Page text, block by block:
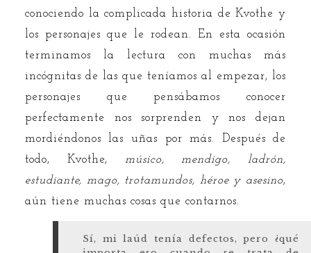
conociendo la complicada historia de Kvothe y
los personajes que le rodean. En esta ocasión
terminamos la lectura con muchas más
incógnitas de las que teníamos al empezar, los
personajes que pensábamos conocer
perfectamente nos sorprenden y nos dejan
mordiéndonos las uñas por más. Después de
todo, Kvothe, músico, mendigo, ladrón,
estudiante, mago, trotamundos, héroe y asesino,
aún tiene muchas cosas que contarnos.
Sí, mi laúd tenía defectos, pero ¿qué